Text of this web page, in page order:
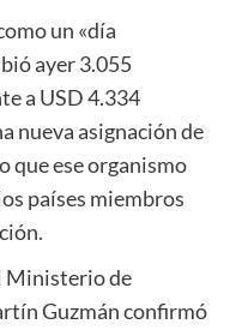
un «día
ayer 3.055
a USD 4.334
nueva asignación de
que ese organismo
países miembros
Ministerio de
Guzmán confirmó